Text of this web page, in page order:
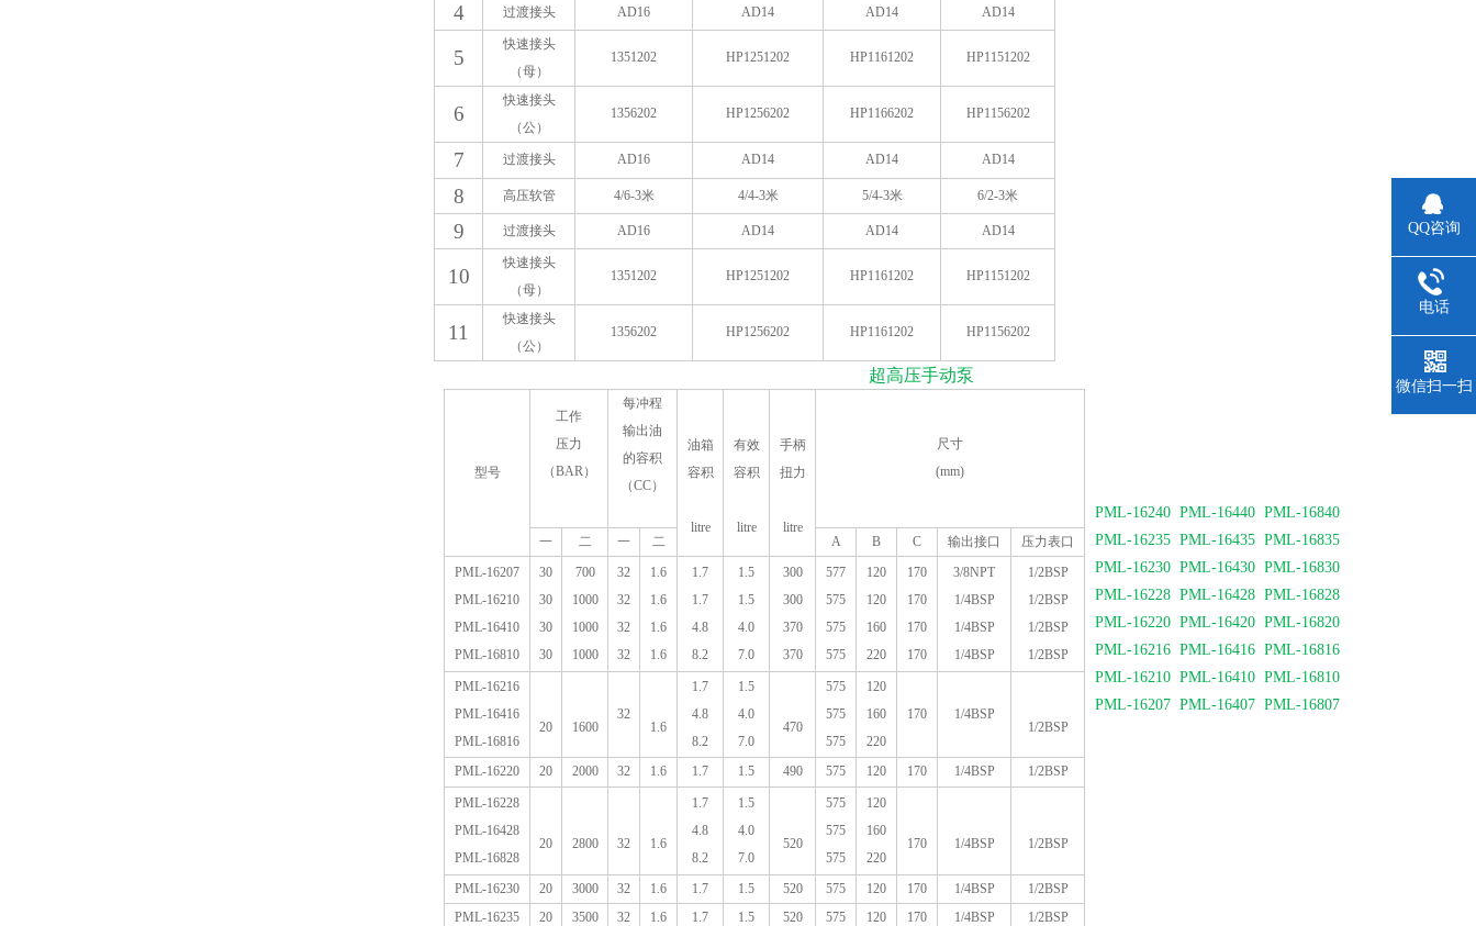
4 过渡接头 AD16 AD14 AD14 AD14
5
快速接头
（母）
1351202 HP1251202 HP1161202 HP1151202
6
快速接头
（公）
1356202 HP1256202 HP1166202 HP1156202
7 过渡接头 AD16 AD14 AD14 AD14
8 高压软管 4/6-3米 4/4-3米 5/4-3米 6/2-3米
9 过渡接头 AD16 AD14 AD14 AD14
10
快速接头
（母）
1351202 HP1251202 HP1161202 HP1151202
11
快速接头
（公）
1356202 HP1256202 HP1161202 HP1156202
超高压手动泵
型号
工作
压力
（BAR）
每冲程
输出油
的容积
（CC）
油箱
容积
litre
有效
容积
litre
手柄
扭力
litre
尺寸
(mm)
一 二 一 二 A B C 输出接口
压力表口
PML-16207
PML-16210
PML-16410
PML-16810
30
30
30
30
700
1000
1000
1000
32
32
32
32
1.6
1.6
1.6
1.6
1.7
1.7
4.8
8.2
1.5
1.5
4.0
7.0
300
300
370
370
577
575
575
575
120
120
160
220
170
170
170
170
3/8NPT
1/4BSP
1/4BSP
1/4BSP
1/2BSP
1/2BSP
1/2BSP
1/2BSP
PML-16216
PML-16416
PML-16816
20 1600
32
1.6
1.7
4.8
8.2
1.5
4.0
7.0
470
575
575
575
120
160
220
170
1/4BSP
1/2BSP
PML-16220 20 2000 32 1.6 1.7 1.5 490 575 120 170 1/4BSP 1/2BSP
PML-16228
PML-16428
PML-16828
20 2800 32 1.6
1.7
4.8
8.2
1.5
4.0
7.0
520
575
575
575
120
160
220
170 1/4BSP 1/2BSP
PML-16230 20 3000 32 1.6 1.7 1.5 520 575 120 170 1/4BSP
1/2BSP
PML-16235
20 3500 32 1.6 1.7 1.5 520 575 120 170 1/4BSP
1/2BSP
PML-16240 PML-16440 PML-16840
PML-16235 PML-16435 PML-16835
PML-16230 PML-16430 PML-16830
PML-16228 PML-16428 PML-16828
PML-16220 PML-16420 PML-16820
PML-16216 PML-16416 PML-16816
PML-16210 PML-16410 PML-16810
PML-16207 PML-16407 PML-16807
QQ咨询
电话
微信扫一扫